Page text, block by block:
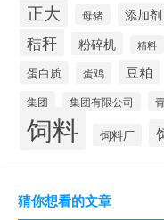
正大 母猪 添加剂
秸秆 粉碎机 精料
蛋白质 蛋鸡 豆粕
集团 集团有限公司
饲料 饲料厂
猜你想看的文章